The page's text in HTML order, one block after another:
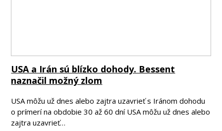
USA a Irán sú blízko dohody. Bessent
naznačil možný zlom
USA môžu už dnes alebo zajtra uzavrieť s Iránom dohodu
o prímerí na obdobie 30 až 60 dní USA môžu už dnes alebo
zajtra uzavrieť…